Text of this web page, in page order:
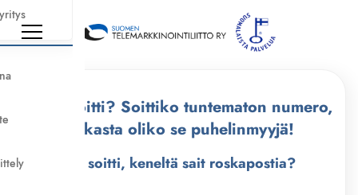
Kuka soitti? Soittiko tuntematon numero,
tarkasta oliko se puhelinmyyjä!
Kuka soitti, keneltä sait roskapostia?